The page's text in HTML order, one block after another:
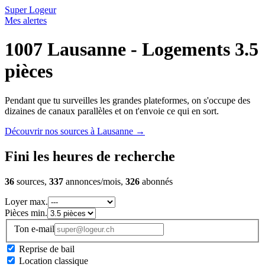
Super Logeur
Mes alertes
1007 Lausanne - Logements 3.5
pièces
Pendant que tu surveilles les grandes plateformes, on s'occupe des
dizaines de canaux parallèles et on t'envoie ce qui en sort.
Découvrir nos sources à Lausanne →
Fini les heures de recherche
36 sources, 337 annonces/mois, 326 abonnés
Loyer max.
Pièces min.
Ton e-mail
Reprise de bail
Location classique